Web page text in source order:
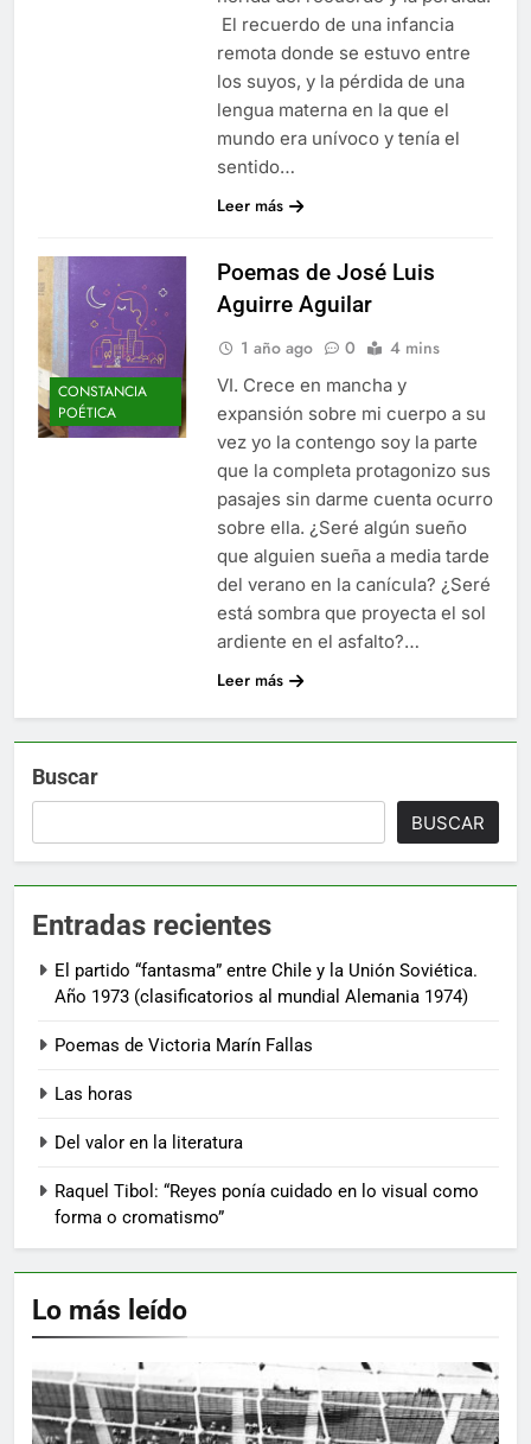
El recuerdo de una infancia
remota donde se estuvo entre
los suyos, y la pérdida de una
lengua materna en la que el
mundo era unívoco y tenía el
sentido…
Leer más
CONSTANCIA
POÉTICA
Poemas de José Luis
Aguirre Aguilar
1 año ago 0 4 mins
VI. Crece en mancha y
expansión sobre mi cuerpo a su
vez yo la contengo soy la parte
que la completa protagonizo sus
pasajes sin darme cuenta ocurro
sobre ella. ¿Seré algún sueño
que alguien sueña a media tarde
del verano en la canícula? ¿Seré
está sombra que proyecta el sol
ardiente en el asfalto?…
Leer más
Buscar
BUSCAR
Entradas recientes
El partido “fantasma” entre Chile y la Unión Soviética.
Año 1973 (clasificatorios al mundial Alemania 1974)
Poemas de Victoria Marín Fallas
Las horas
Del valor en la literatura
Raquel Tibol: “Reyes ponía cuidado en lo visual como
forma o cromatismo”
Lo más leído